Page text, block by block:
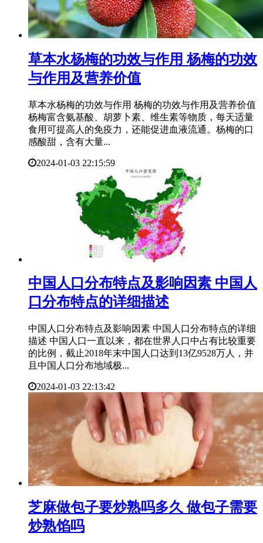
​草本水杨梅的功效与作用 杨梅的功效
与作用及营养价值
草本水杨梅的功效与作用 杨梅的功效与作用及营养价值
杨梅富含氨基酸、胡萝卜素、维生素等物质，每天适量
食用可提高人的免疫力，还能促进血液流通。杨梅的口
感酸甜，含有大量...
2024-01-03 22:15:59
​中国人口分布特点及影响因素 中国人
口分布特点的详细描述
中国人口分布特点及影响因素 中国人口分布特点的详细
描述 中国人口一直以来，都在世界人口中占有比较重要
的比例，截止2018年末中国人口达到13亿9528万人，并
且中国人口分布地域极...
2024-01-03 22:13:42
​芝麻做包子要炒熟吗多久 做包子需要
炒熟馅吗